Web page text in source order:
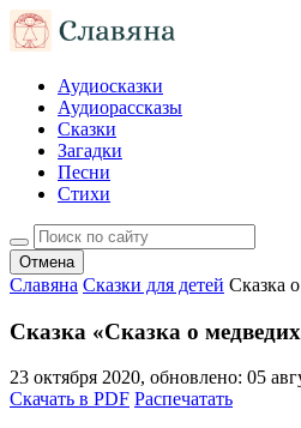
Аудиосказки
Аудиорассказы
Сказки
Загадки
Песни
Стихи
Отмена
Славяна Сказки для детей Сказка
Сказка «Сказка о
23 октября 2020, обновлено: 05
Скачать в PDF Распечатать